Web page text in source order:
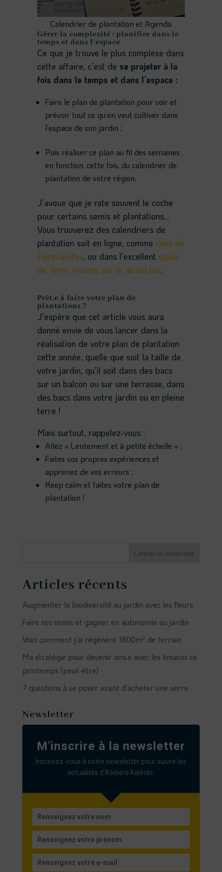
Calendrier de plantation et Agenda
Gérer la complexité : planifier dans le
temps et dans l’espace
Ce que je trouve le plus complexe dans
cette affaire, c’est de se projeter à la
fois dans le temps et dans l’espace :
Faire le plan de plantation pour voir et
prévoir tout ce qu’on veut cultiver dans
l’espace de son jardin ;
Puis réaliser ce plan au fil des semaines
en fonction, cette fois, du calendrier de
plantation de votre région.
J’avoue que je rate souvent le coche
pour certains semis et plantations…
Vous trouverez des calendriers de
plantation soit en ligne, comme celui de
Permapotes, ou dans l’excellent guide
de Terre Vivante sur le jardin bio.
Prêt.e à faire votre plan de
plantations ?
J’espère que cet article vous aura
donné envie de vous lancer dans la
réalisation de votre plan de plantation
cette année, quelle que soit la taille de
votre jardin, qu’il soit dans des bacs
sur un balcon ou sur une terrasse, dans
des bacs dans votre jardin ou en pleine
terre !
Mais surtout, rappelez-vous :
Allez « Lentement et à petite échelle » ;
Faites vos propres expériences et
apprenez de vos erreurs ;
Keep calm et faites votre plan de
plantation !
Lancer la recherche
Articles récents
Augmenter la biodiversité au jardin avec les fleurs
Faire ses semis et gagner en autonomie au jardin
Voici comment j’ai régénéré 1800m² de terrain
Ma stratégie pour devenir ami.e avec les limaces ce
printemps (peut-être)
7 questions à se poser avant d’acheter une serre
Newsletter
M'inscrire à la newsletter
Inscrivez-vous à notre newsletter pour suivre les
actualités d'Ateliers Kaléido.